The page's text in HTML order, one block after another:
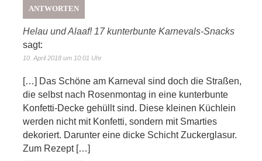
ANTWORTEN
Helau und Alaaf! 17 kunterbunte Karnevals-Snacks
sagt:
10. April 2018 um 10:01 Uhr
[…] Das Schöne am Karneval sind doch die Straßen,
die selbst nach Rosenmontag in eine kunterbunte
Konfetti-Decke gehüllt sind. Diese kleinen Küchlein
werden nicht mit Konfetti, sondern mit Smarties
dekoriert. Darunter eine dicke Schicht Zuckerglasur.
Zum Rezept […]